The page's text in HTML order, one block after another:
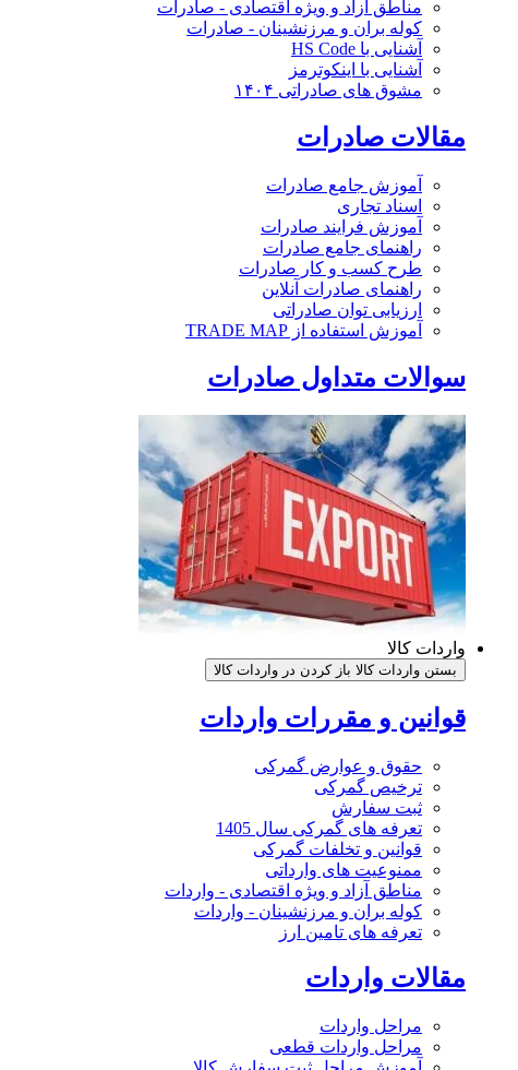
مناطق آزاد و ویژه اقتصادی - صادرات
کوله بران و مرزنشینان - صادرات
آشنایی با HS Code
آشنایی با اینکوترمز
مشوق های صادراتی ۱۴۰۴
مقالات صادرات
آموزش جامع صادرات
اسناد تجاری
آموزش فرایند صادرات
راهنمای جامع صادرات
طرح کسب و کار صادرات
راهنمای صادرات آنلاین
ارزیابی توان صادراتی
آموزش استفاده از TRADE MAP
سوالات متداول صادرات
واردات کالا
بستن واردات کالا باز کردن در واردات کالا
قوانین و مقررات واردات
حقوق و عوارض گمرکی
ترخیص گمرکی
ثبت سفارش
تعرفه های گمرکی سال 1405
قوانین و تخلفات گمرکی
ممنوعیت های وارداتی
مناطق آزاد و ویژه اقتصادی - واردات
کوله بران و مرزنشینان - واردات
تعرفه های تامین ارز
مقالات واردات
مراحل واردات
مراحل واردات قطعی